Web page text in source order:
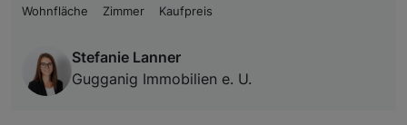
Wohnfläche
Zimmer Kaufpreis
Stefanie Lanner
Gugganig Immobilien e. U.